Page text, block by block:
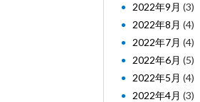
2022年9月 (3)
2022年8月 (4)
2022年7月 (4)
2022年6月 (5)
2022年5月 (4)
2022年4月 (3)